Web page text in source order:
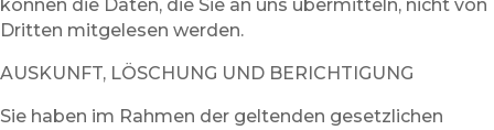
können die Daten, die Sie an uns übermitteln, nicht von
Dritten mitgelesen werden.
AUSKUNFT, LÖSCHUNG UND BERICHTIGUNG
Sie haben im Rahmen der geltenden gesetzlichen